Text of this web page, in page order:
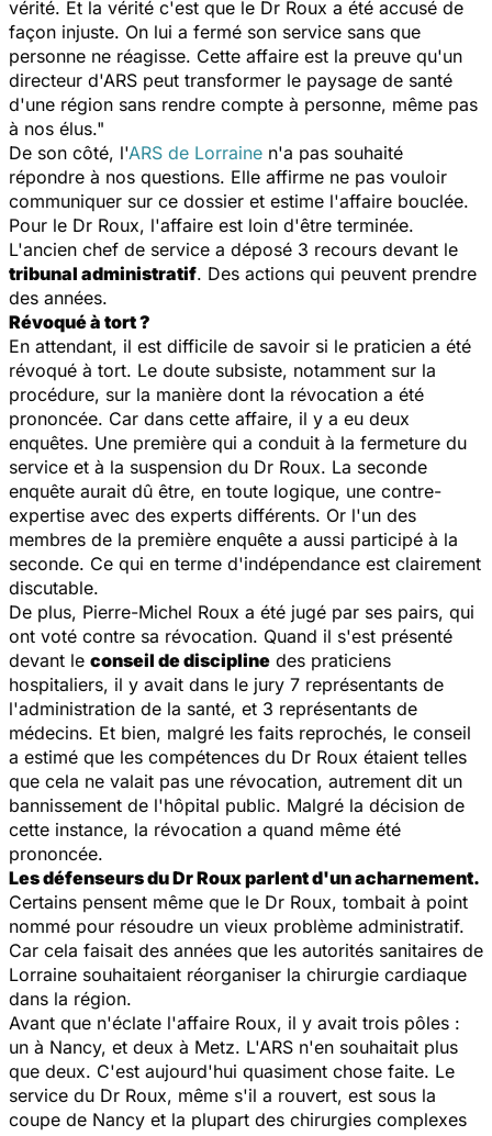
vérité. Et la vérité c'est que le Dr Roux a été accusé de
façon injuste. On lui a fermé son service sans que
personne ne réagisse. Cette affaire est la preuve qu'un
directeur d'ARS peut transformer le paysage de santé
d'une région sans rendre compte à personne, même pas
à nos élus."
De son côté, l'ARS de Lorraine n'a pas souhaité
répondre à nos questions. Elle affirme ne pas vouloir
communiquer sur ce dossier et estime l'affaire bouclée.
Pour le Dr Roux, l'affaire est loin d'être terminée.
L'ancien chef de service a déposé 3 recours devant le
tribunal administratif. Des actions qui peuvent prendre
des années.
Révoqué à tort ?
En attendant, il est difficile de savoir si le praticien a été
révoqué à tort. Le doute subsiste, notamment sur la
procédure, sur la manière dont la révocation a été
prononcée. Car dans cette affaire, il y a eu deux
enquêtes. Une première qui a conduit à la fermeture du
service et à la suspension du Dr Roux. La seconde
enquête aurait dû être, en toute logique, une contre-
expertise avec des experts différents. Or l'un des
membres de la première enquête a aussi participé à la
seconde. Ce qui en terme d'indépendance est clairement
discutable.
De plus, Pierre-Michel Roux a été jugé par ses pairs, qui
ont voté contre sa révocation. Quand il s'est présenté
devant le conseil de discipline des praticiens
hospitaliers, il y avait dans le jury 7 représentants de
l'administration de la santé, et 3 représentants de
médecins. Et bien, malgré les faits reprochés, le conseil
a estimé que les compétences du Dr Roux étaient telles
que cela ne valait pas une révocation, autrement dit un
bannissement de l'hôpital public. Malgré la décision de
cette instance, la révocation a quand même été
prononcée.
Les défenseurs du Dr Roux parlent d'un acharnement.
Certains pensent même que le Dr Roux, tombait à point
nommé pour résoudre un vieux problème administratif.
Car cela faisait des années que les autorités sanitaires de
Lorraine souhaitaient réorganiser la chirurgie cardiaque
dans la région.
Avant que n'éclate l'affaire Roux, il y avait trois pôles :
un à Nancy, et deux à Metz. L'ARS n'en souhaitait plus
que deux. C'est aujourd'hui quasiment chose faite. Le
service du Dr Roux, même s'il a rouvert, est sous la
coupe de Nancy et la plupart des chirurgies complexes